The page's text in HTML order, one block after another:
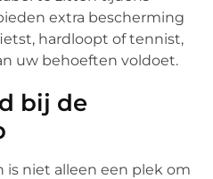
extra bescherming
hardloopt of tennist,
uw behoeften voldoet.
bij de
is niet alleen een plek om